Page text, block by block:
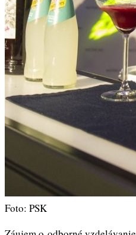
Foto: PSK